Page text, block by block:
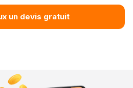
un devis gratuit